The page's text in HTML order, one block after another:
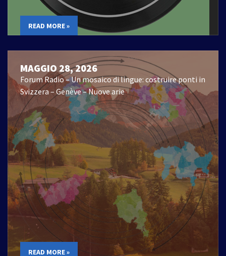
READ MORE »
MAGGIO 28, 2026
Forum Radio – Un mosaico di lingue: costruire ponti in
Svizzera – Genève – Nuove arie
READ MORE »